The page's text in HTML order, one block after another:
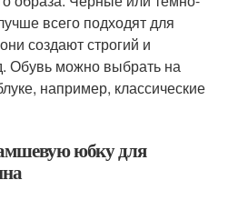
всего подходят для
создают строгий и
Обувь можно выбрать на
например, классические
юбку для